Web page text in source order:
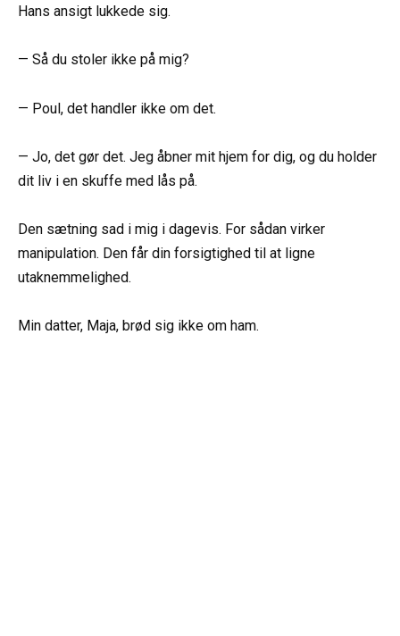
Hans ansigt lukkede sig.
— Så du stoler ikke på mig?
— Poul, det handler ikke om det.
— Jo, det gør det. Jeg åbner mit hjem for dig, og du holder
dit liv i en skuffe med lås på.
Den sætning sad i mig i dagevis. For sådan virker
manipulation. Den får din forsigtighed til at ligne
utaknemmelighed.
Min datter, Maja, brød sig ikke om ham.